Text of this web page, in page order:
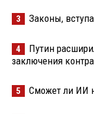
3 Законы,
4
Путин
заключения
5 Сможет ли ИИ